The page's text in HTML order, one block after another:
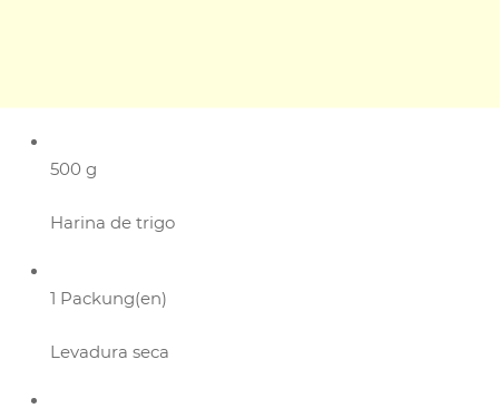
500 g
Harina de trigo
1 Packung(en)
Levadura seca